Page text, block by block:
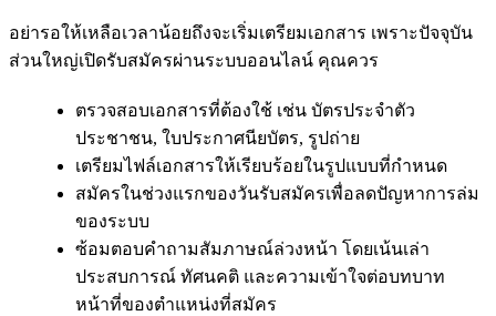
อย่ารอให้เหลือเวลาน้อยถึงจะเริ่มเตรียมเอกสาร เพราะปัจจุบัน
ส่วนใหญ่เปิดรับสมัครผ่านระบบออนไลน์ คุณควร
ตรวจสอบเอกสารที่ต้องใช้ เช่น บัตรประจำตัว
ประชาชน, ใบประกาศนียบัตร, รูปถ่าย
เตรียมไฟล์เอกสารให้เรียบร้อยในรูปแบบที่กำหนด
สมัครในช่วงแรกของวันรับสมัครเพื่อลดปัญหาการล่ม
ของระบบ
ซ้อมตอบคำถามสัมภาษณ์ล่วงหน้า โดยเน้นเล่า
ประสบการณ์ ทัศนคติ และความเข้าใจต่อบทบาท
หน้าที่ของตำแหน่งที่สมัคร